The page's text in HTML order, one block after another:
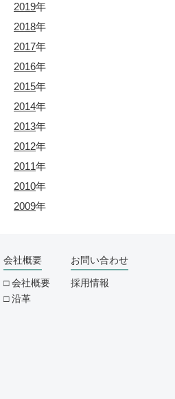
2019年
2018年
2017年
2016年
2015年
2014年
2013年
2012年
2011年
2010年
2009年
会社概要
会社概要
沿革
お問い合わせ
採用情報